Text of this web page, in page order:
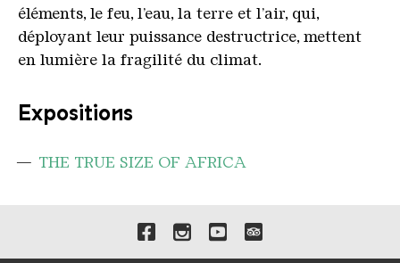
éléments, le feu, l’eau, la terre et l’air, qui,
déployant leur puissance destructrice, mettent
en lumière la fragilité du climat.
Expositions
THE TRUE SIZE OF AFRICA
Liens vers nos canaux de